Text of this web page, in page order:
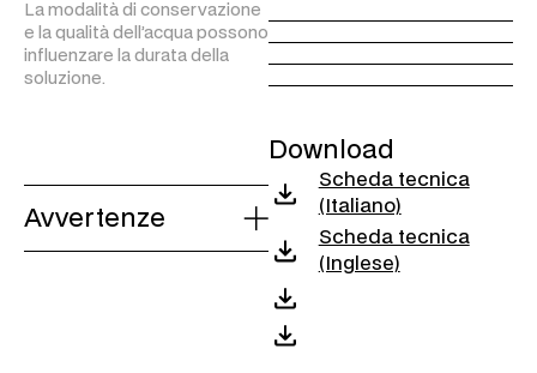
Il profumo non contiene
sostanze allergizzanti
elencate nell’allegato III del
Regolamento (CE)
La modalità di conservazione
e la qualità dell’acqua possono
influenzare la durata della
soluzione.
Avvertenze
Download
Scheda tecnica
(Italiano)
Scheda tecnica
(Inglese)